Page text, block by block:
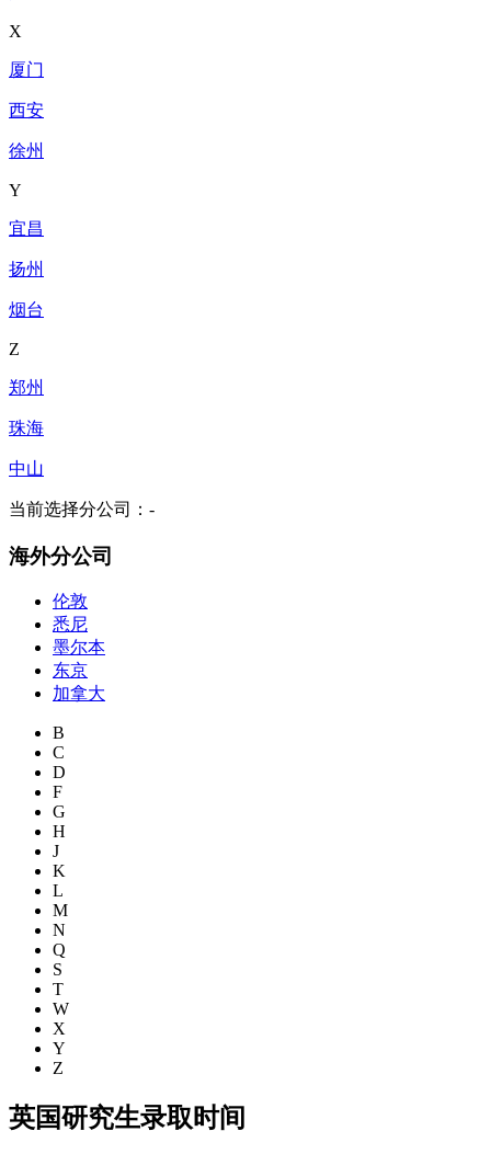
X
厦门
西安
徐州
Y
宜昌
扬州
烟台
Z
郑州
珠海
中山
当前选择分公司： -
海外分公司
伦敦
悉尼
墨尔本
东京
加拿大
B
C
D
F
G
H
J
K
L
M
N
Q
S
T
W
X
Y
Z
英国研究生录取时间